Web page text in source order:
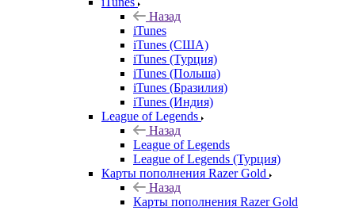
Назад
iTunes
iTunes (США)
iTunes (Турция)
iTunes (Польша)
iTunes (Бразилия)
iTunes (Индия)
League of Legends
Назад
League of Legends
League of Legends (Турция)
Карты пополнения Razer Gold
Назад
Карты пополнения Razer Gold